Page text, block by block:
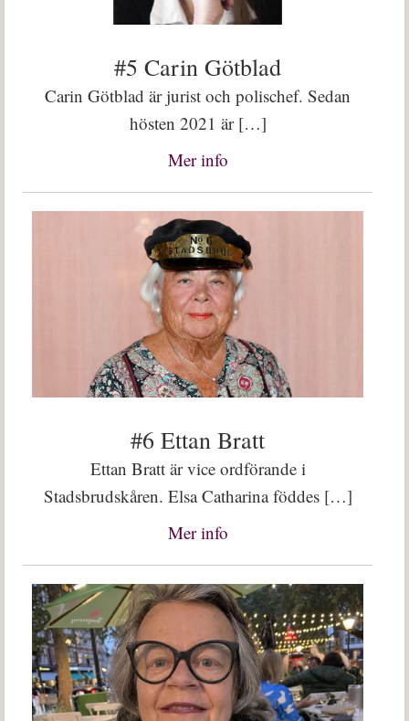
#5 Carin Götblad
Carin Götblad är jurist och polischef. Sedan
hösten 2021 är […]
Mer info
#6 Ettan Bratt
Ettan Bratt är vice ordförande i
Stadsbrudskåren. Elsa Catharina föddes […]
Mer info